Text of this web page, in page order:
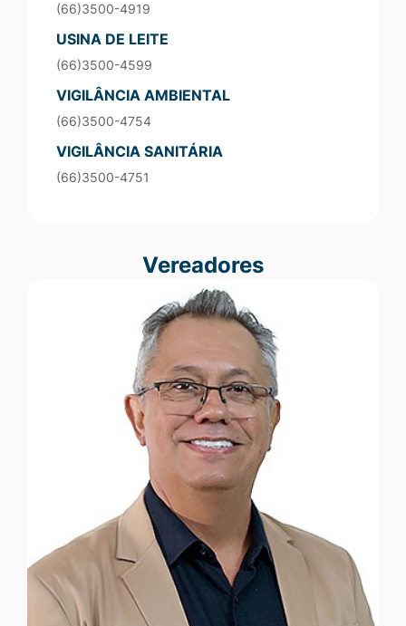
(66)3500-4919
USINA DE LEITE
(66)3500-4599
VIGILÂNCIA AMBIENTAL
(66)3500-4754
VIGILÂNCIA SANITÁRIA
(66)3500-4751
Vereadores